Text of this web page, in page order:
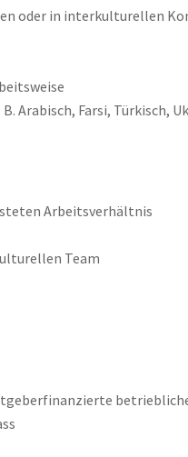
oder in interkulturellen
Arabisch, Farsi, Türkisch,
Arbeitsverhältnis
Team